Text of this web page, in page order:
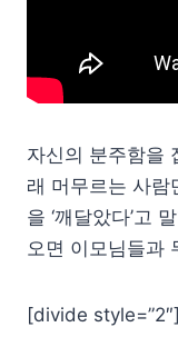
자신의 분주함을
래 머무르는 사람
을 ‘깨달았다’고
오면 이모님들과
[divide style=”2″]